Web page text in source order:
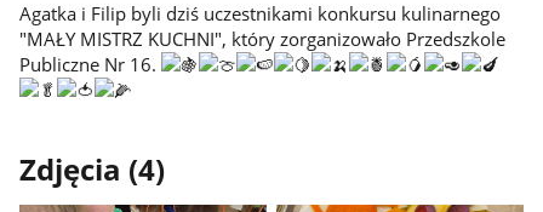
Agatka i Filip byli dziś uczestnikami konkursu kulinarnego
"MAŁY MISTRZ KUCHNI", który zorganizowało Przedszkole
Publiczne Nr 16.
Zdjęcia (4)